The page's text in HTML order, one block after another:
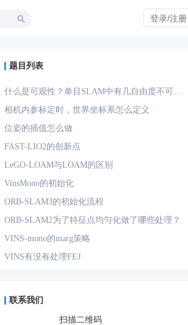
登录/注册
题目列表
什么是可观性？单目SLAM中有几自由度不可
观？单目-IMU系统中有几自由度不可观？
相机内参标定时，世界坐标系怎么定义
位姿的插值怎么做
FAST-LIO2的创新点
LeGO-LOAM与LOAM的区别
VinsMono的初始化
ORB-SLAM3的初始化流程
ORB-SLAM2为了特征点均匀化做了哪些处理？
VINS-mono的marg策略
VINS有没有处理FEJ
预积分中的bias如何处理
联系我们
扫描二维码